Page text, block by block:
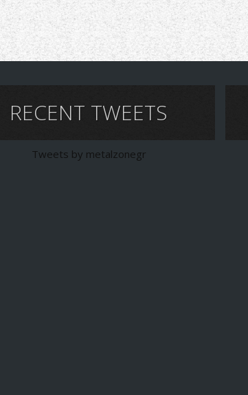
RECENT TWEETS
Tweets by metalzonegr